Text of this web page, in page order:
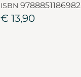
ISBN 9788851186982
€ 13,90